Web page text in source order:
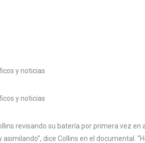
y noticias
y noticias
revisando su batería por primera vez
asimilando”, dice Collins en el documental.